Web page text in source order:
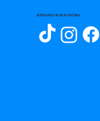
SEGUICI SUI SOCIAL